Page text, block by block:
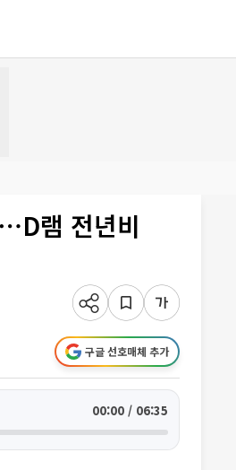
램 전년비
구글 선호매체 추가
00:00 / 06:35